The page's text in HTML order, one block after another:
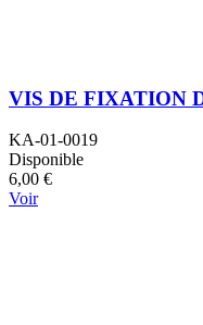
VIS DE FIXATION
KA-01-0019
Disponible
6,00 €
Voir